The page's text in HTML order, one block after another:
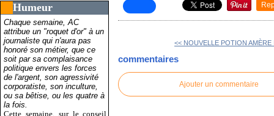
Humeur
Chaque semaine, AC
attribue un "roquet d'or" à un
journaliste qui n'aura pas
honoré son métier, que ce
soit par sa complaisance
politique envers les forces
de l'argent, son agressivité
corporatiste, son inculture,
ou sa bêtise, ou les quatre à
la fois.
Cette semaine, sur le conseil
<< NOUVELLE POTION AMÈRE
commentaires
Ajouter un commentaire